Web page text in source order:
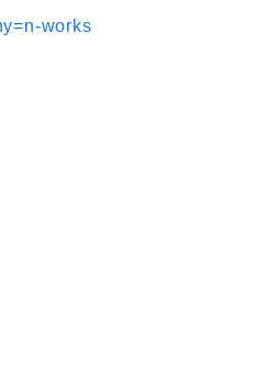
works